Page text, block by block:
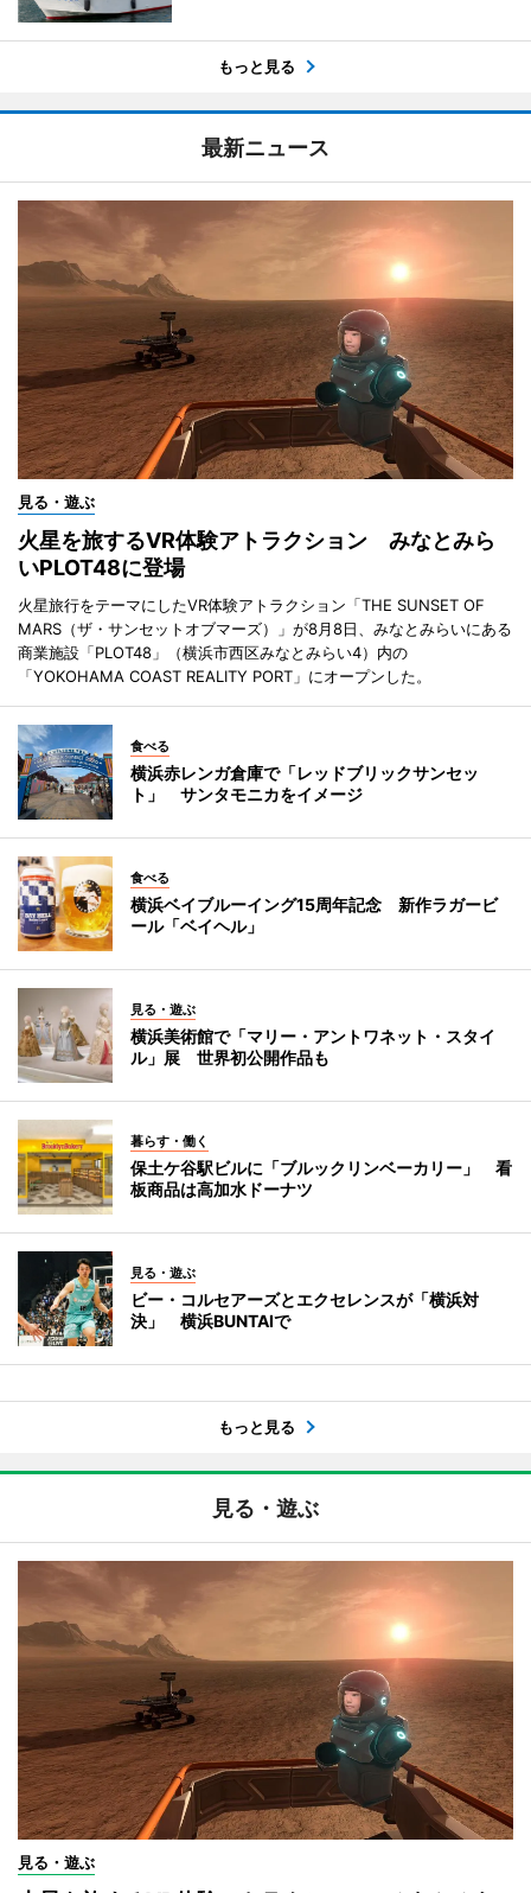
もっと見る
最新ニュース
見る・遊ぶ
火星を旅するVR体験アトラクション みなとみら
いPLOT48に登場
火星旅行をテーマにしたVR体験アトラクション「THE SUNSET OF
MARS（ザ・サンセットオブマーズ）」が8月8日、みなとみらいにある
商業施設「PLOT48」（横浜市西区みなとみらい4）内の
「YOKOHAMA COAST REALITY PORT」にオープンした。
食べる
横浜赤レンガ倉庫で「レッドブリックサンセッ
ト」 サンタモニカをイメージ
食べる
横浜ベイブルーイング15周年記念 新作ラガービ
ール「ベイヘル」
見る・遊ぶ
横浜美術館で「マリー・アントワネット・スタイ
ル」展 世界初公開作品も
暮らす・働く
保土ケ谷駅ビルに「ブルックリンベーカリー」 看
板商品は高加水ドーナツ
見る・遊ぶ
ビー・コルセアーズとエクセレンスが「横浜対
決」 横浜BUNTAIで
もっと見る
見る・遊ぶ
見る・遊ぶ